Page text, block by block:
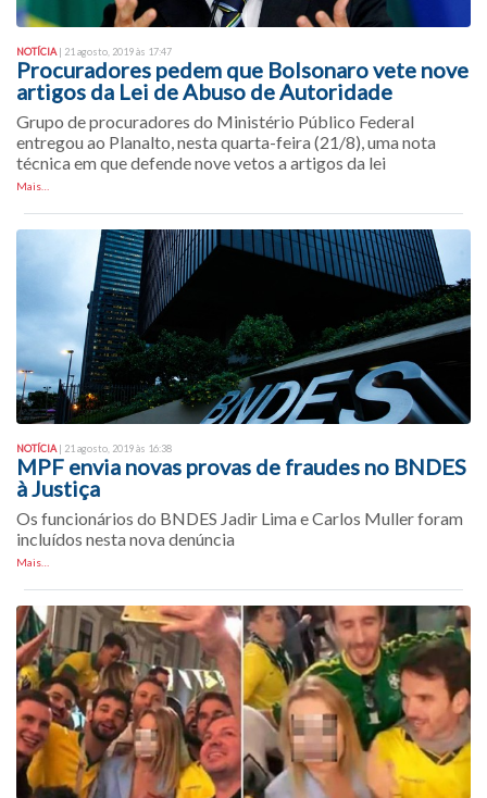
NOTÍCIA | 21 agosto, 2019 às 17:47
Procuradores pedem que Bolsonaro vete nove
artigos da Lei de Abuso de Autoridade
Grupo de procuradores do Ministério Público Federal
entregou ao Planalto, nesta quarta-feira (21/8), uma nota
técnica em que defende nove vetos a artigos da lei
Mais…
NOTÍCIA| 21 agosto, 2019 às 16:38
MPF envia novas provas de fraudes no BNDES
à Justiça
Os funcionários do BNDES Jadir Lima e Carlos Muller foram
incluídos nesta nova denúncia
Mais…